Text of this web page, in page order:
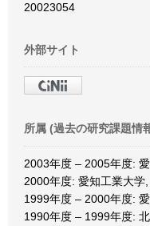
20023054
外部サイト
所属 (過去の研究課題情
2003年度 – 2005年度:
2000年度: 愛知工業大学
1999年度 – 2000年度:
1990年度 – 1999年度: